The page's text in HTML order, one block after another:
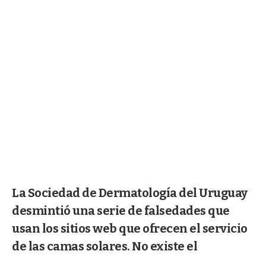
La Sociedad de Dermatología del Uruguay
desmintió una serie de falsedades que
usan los sitios web que ofrecen el servicio
de las camas solares. No existe el